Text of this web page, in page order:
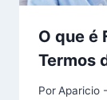
O que é
Termos
PorAparicio